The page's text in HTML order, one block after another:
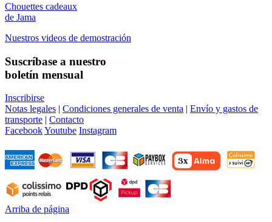
Chouettes cadeaux
de Jama
Nuestros videos de demostración
Suscríbase a nuestro
boletín mensual
Inscribirse
Notas legales | Condiciones generales de venta | Envío y gastos de
transporte | Contacto
FacebookYoutube Instagram
Arriba de página